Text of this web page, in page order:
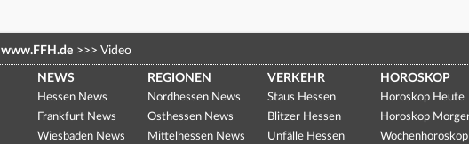
www.FFH.de >>> Video
NEWS
Hessen News
Frankfurt News
Wiesbaden News
REGIONEN
Nordhessen News
Osthessen News
Mittelhessen News
VERKEHR
Staus Hessen
Blitzer Hessen
Unfälle Hessen
HOROSKOP
Horoskop Heute
Horoskop
Wochenhoroskop